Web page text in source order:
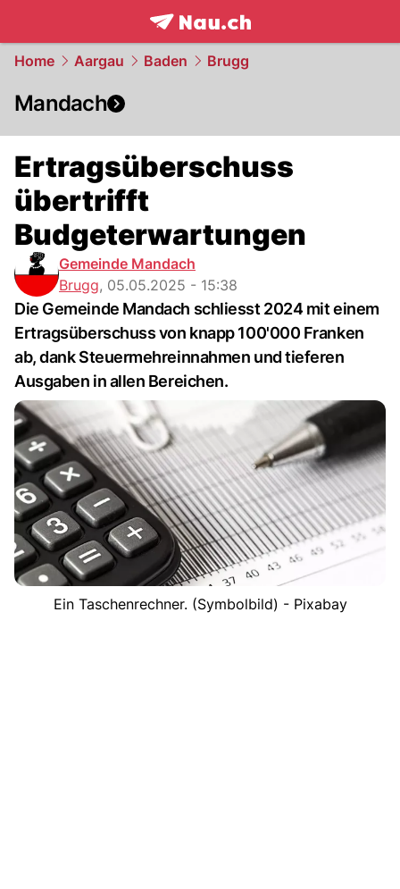
frontpage.NAU.ch
Home Aargau Baden Brugg
Mandach
Ertragsüberschuss
übertrifft
Budgeterwartungen
Gemeinde Mandach
Brugg, 05.05.2025 - 15:38
Die Gemeinde Mandach schliesst 2024 mit einem
Ertragsüberschuss von knapp 100'000 Franken
ab, dank Steuermehreinnahmen und tieferen
Ausgaben in allen Bereichen.
Ein Taschenrechner. (Symbolbild) - Pixabay